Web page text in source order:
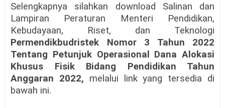
Selengkapnya silahkan download Salinan dan
Lampiran Peraturan Menteri Pendidikan,
Kebudayaan, Riset, dan Teknologi
Permendikbudristek Nomor 3 Tahun 2022
Tentang Petunjuk Operasional Dana Alokasi
Khusus Fisik Bidang Pendidikan Tahun
Anggaran 2022, melalui link yang tersedia di
bawah ini.